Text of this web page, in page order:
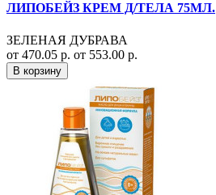
ЛИПОБЕЙЗ КРЕМ Д/ТЕЛА 75МЛ.
ЗЕЛЕНАЯ ДУБРАВА
от 470.05 р. от 553.00 р.
В корзину